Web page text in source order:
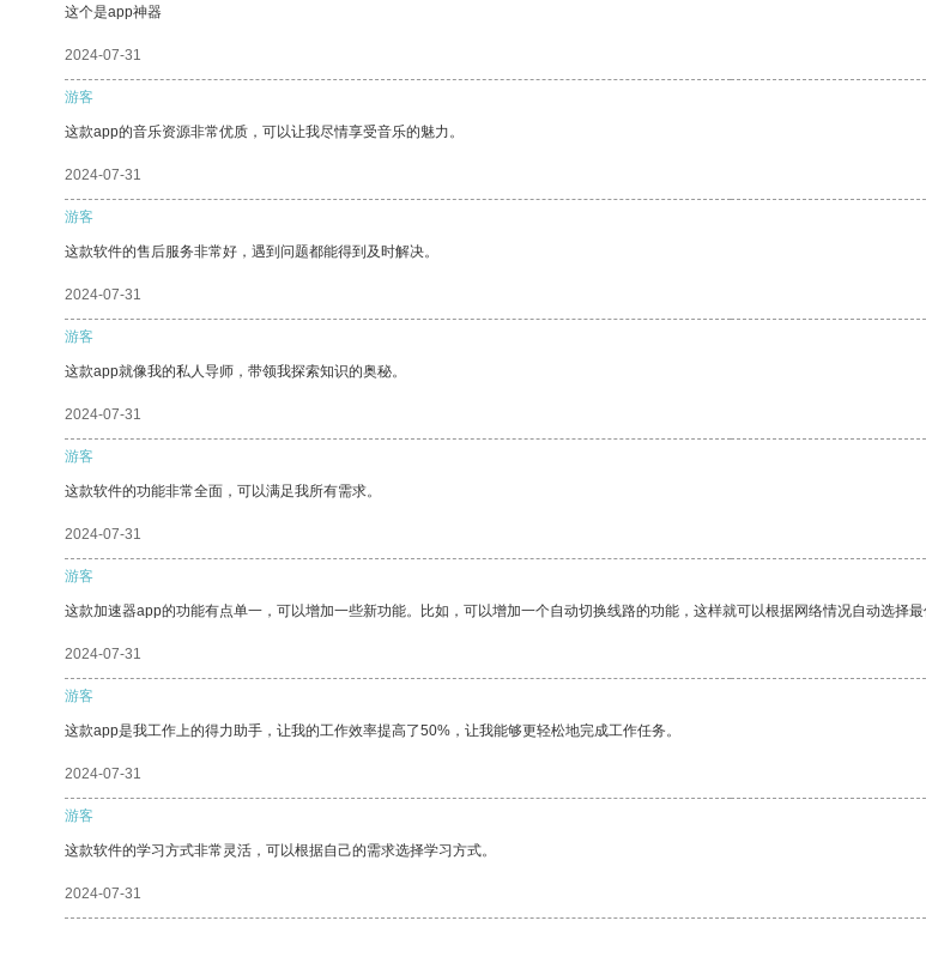
这个是app神器
2024-07-31
游客
这款app的音乐资源非常优质，可以让我尽情享受音乐的魅力。
2024-07-31
游客
这款软件的售后服务非常好，遇到问题都能得到及时解决。
2024-07-31
游客
这款app就像我的私人导师，带领我探索知识的奥秘。
2024-07-31
游客
这款软件的功能非常全面，可以满足我所有需求。
2024-07-31
游客
这款加速器app的功能有点单一，可以增加一些新功能。比如，可以增加一个自动切换线路的功能，这样就可以根据网络情况自动选择最
2024-07-31
游客
这款app是我工作上的得力助手，让我的工作效率提高了50%，让我能够更轻松地完成工作任务。
2024-07-31
游客
这款软件的学习方式非常灵活，可以根据自己的需求选择学习方式。
2024-07-31